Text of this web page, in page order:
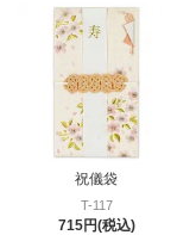
祝儀袋
T-117
715円(税込)